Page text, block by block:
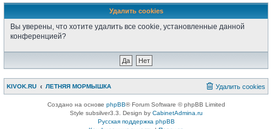
Удалить cookies
Вы уверены, что хотите удалить все cookie, установленные данной
конференцией?
KIVOK.RU ЛЕТНЯЯ МОРМЫШКА Удалить cookies
Создано на основе phpBB® Forum Software © phpBB Limited
Style subsilver3.3. Design by CabinetAdmina.ru
Русская поддержка phpBB